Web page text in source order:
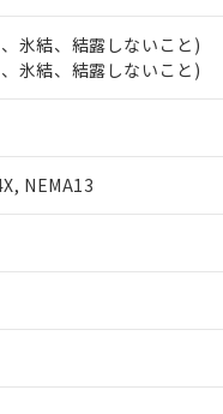
氷結、結露しないこと)
氷結、結露しないこと)
NEMA13